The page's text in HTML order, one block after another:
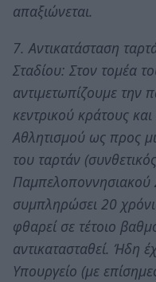
απαξιώνεται.
7. Αντικατάσταση
Σταδίου: Στον τομέα
αντιμετωπίζουμε την
κεντρικού κράτους
Αθλητισμού ως προς
του ταρτάν
Παμπελοποννησιακού
συμπληρώσει 20
φθαρεί σε τέτοιο
αντικατασταθεί. Ήδη
Υπουργείο (με